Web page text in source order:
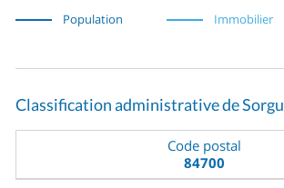
Population Immobilier
Classification administrative de
Code postal
84700